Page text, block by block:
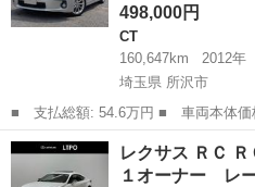
498,000円
CT
160,647km
2012年
埼玉県 所沢市
■ 支払総額: 54.6万円 ■ 車両本体価格： 498,000 円 ■ メーカー
名： レクサス ■ 車種名： ＣＴ ■
ｈ バージョンＣ バックカメラ
ー オートクルー...
埼玉 所沢市 CT
レクサス ＲＣ
１オーナー レ